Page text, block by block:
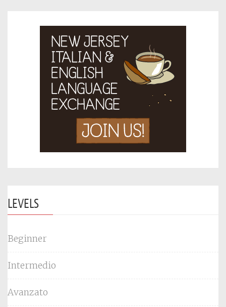
LEVELS
Beginner
Intermedio
Avanzato